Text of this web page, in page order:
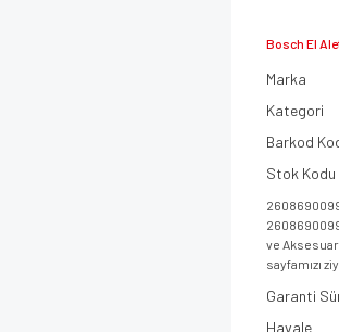
Bosch El
Marka
Kategori
Barkod
Stok Kodu
ve
sayfamızı
Garanti
Havale